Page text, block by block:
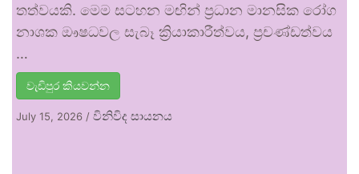
තත්වයකි. මෙම සටහන මඟින් ප්‍රධාන මානසික රෝග
නාශක ඖෂධවල සැබෑ ක්‍රියාකාරීත්වය, ප්‍රචණ්ඩත්වය
…
වැඩිපුර කියවන්න
July 15, 2026 / විනිවිද සායනය